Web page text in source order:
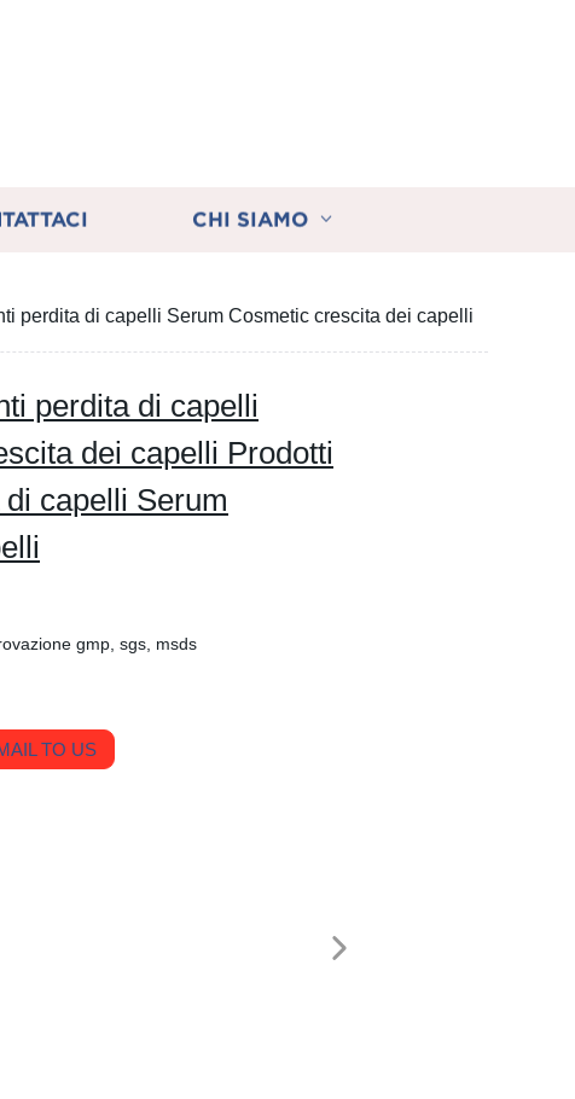
CHI SIAMO
perdita di capelli Serum Cosmetic crescita dei capelli
perdita di capelli
dei capelli Prodotti
capelli Serum
gmp, sgs, msds
TO US